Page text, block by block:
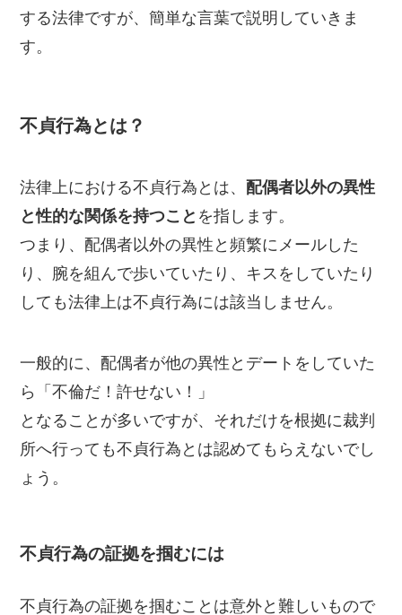
する法律ですが、簡単な言葉で説明していきま
す。
不貞行為とは？
法律上における不貞行為とは、 配偶者以外の異性
と性的な関係を持つこと を指します。
つまり、配偶者以外の異性と頻繁にメールした
り、腕を組んで歩いていたり、キスをしていたり
しても法律上は不貞行為には該当しません。
一般的に、配偶者が他の異性とデートをしていた
ら「不倫だ！許せない！」
となることが多いですが、それだけを根拠に裁判
所へ行っても不貞行為とは認めてもらえないでし
ょう。
不貞行為の証拠を掴むには
不貞行為の証拠を掴むことは意外と難しいもので